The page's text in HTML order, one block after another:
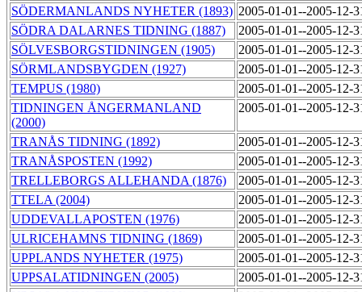
SÖDERMANLANDS NYHETER (1893) 2005-01-01--2005-12-
SÖDRA DALARNES TIDNING (1887)
2005-01-01--2005-12-
SÖLVESBORGSTIDNINGEN (1905)
2005-01-01--2005-12-
SÖRMLANDSBYGDEN (1927)
2005-01-01--2005-12-
TEMPUS (1980)
2005-01-01--2005-12-
TIDNINGEN ÅNGERMANLAND
(2000)
2005-01-01--2005-12-
TRANÅS TIDNING (1892)
2005-01-01--2005-12-
TRANÅSPOSTEN (1992)
2005-01-01--2005-12-
TRELLEBORGS ALLEHANDA (1876)
2005-01-01--2005-12-
TTELA (2004)
2005-01-01--2005-12-
UDDEVALLAPOSTEN (1976)
2005-01-01--2005-12-
ULRICEHAMNS TIDNING (1869)
2005-01-01--2005-12-
UPPLANDS NYHETER (1975)
2005-01-01--2005-12-
UPPSALATIDNINGEN (2005)
2005-01-01--2005-12-